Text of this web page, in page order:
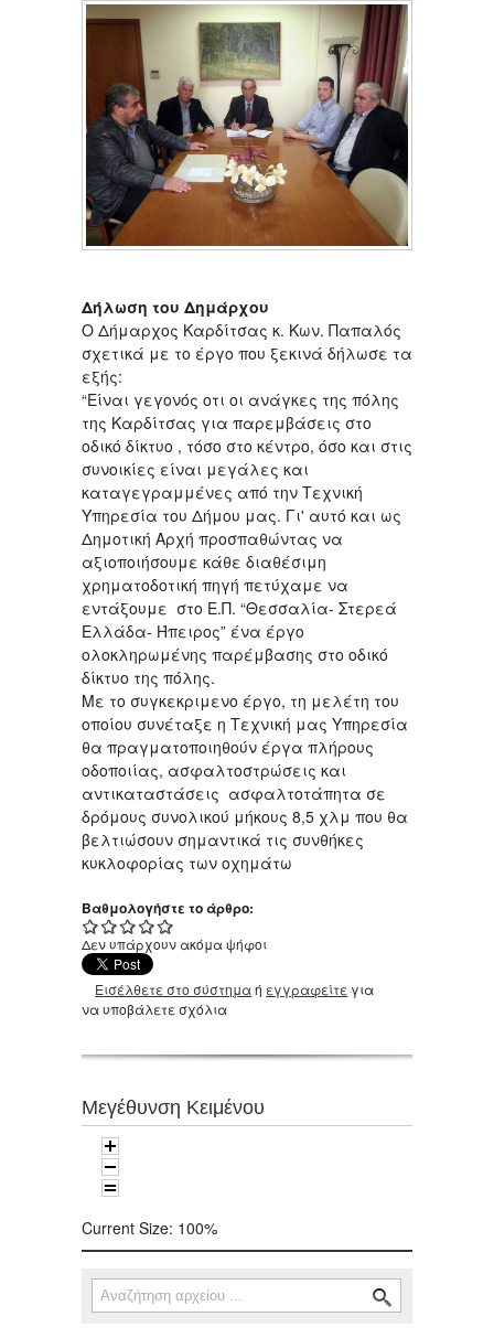
Δήλωση του Δημάρχου
Ο Δήμαρχος Καρδίτσας κ. Κων. Παπαλός
σχετικά με το έργο που ξεκινά δήλωσε τα
εξής:
“Είναι γεγονός οτι οι ανάγκες της πόλης
της Καρδίτσας για παρεμβάσεις στο
οδικό δίκτυο , τόσο στο κέντρο, όσο και στις
συνοικίες είναι μεγάλες και
καταγεγραμμένες από την Τεχνική
Υπηρεσία του Δήμου μας. Γι' αυτό και ως
Δημοτική Αρχή προσπαθώντας να
αξιοποιήσουμε κάθε διαθέσιμη
χρηματοδοτική πηγή πετύχαμε να
εντάξουμε στο Ε.Π. “Θεσσαλία- Στερεά
Ελλάδα- Ήπειρος” ένα έργο
ολοκληρωμένης παρέμβασης στο οδικό
δίκτυο της πόλης.
Με το συγκεκριμενο έργο, τη μελέτη του
οποίου συνέταξε η Τεχνική μας Υπηρεσία
θα πραγματοποιηθούν έργα πλήρους
οδοποιίας, ασφαλτοστρώσεις και
αντικαταστάσεις ασφαλτοτάπητα σε
δρόμους συνολικού μήκους 8,5 χλμ που θα
βελτιώσουν σημαντικά τις συνθήκες
κυκλοφορίας των οχημάτω
Βαθμολογήστε το άρθρο:
Δεν υπάρχουν ακόμα ψήφοι
Εισέλθετε στο σύστημαή εγγραφείτε για
να υποβάλετε σχόλια
Μεγέθυνση Κειμένου
Current Size: 100%
Φόρμα αναζήτησης
Αναζήτηση